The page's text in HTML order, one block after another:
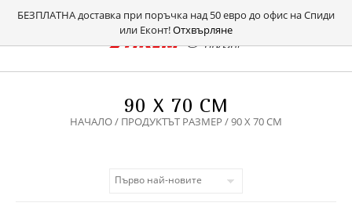
БЕЗПЛАТНА доставка при поръчка над 50 евро до офис на Спиди
или Еконт!Отхвърляне
90 Х 70 СМ
НАЧАЛО/ ПРОДУКТЪТ РАЗМЕР / 90 Х 70 СМ